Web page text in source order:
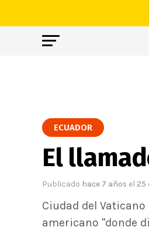
ECUADOR
El
Publicado hace 7 años el 25
Ciudad del
americano "donde